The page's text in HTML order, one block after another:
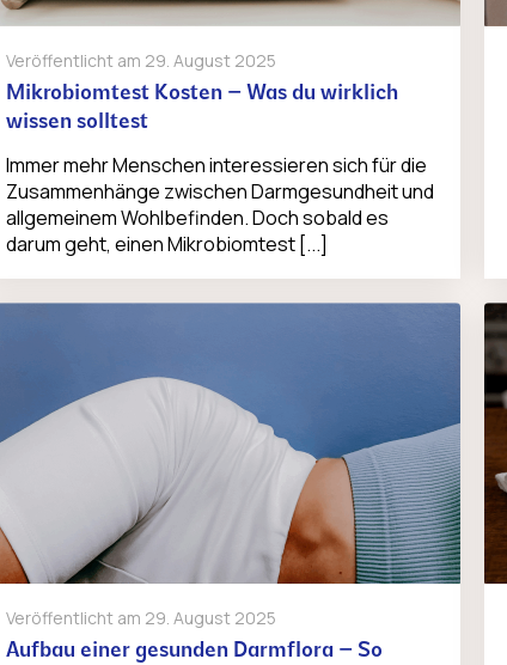
Veröffentlicht am 29. August 2025
Mikrobiomtest Kosten – Was du wirklich
wissen solltest
Immer mehr Menschen interessieren sich für die
Zusammenhänge zwischen Darmgesundheit und
allgemeinem Wohlbefinden. Doch sobald es
darum geht, einen Mikrobiomtest [...]
Veröffentlicht am 29. August 2025
Aufbau einer gesunden Darmflora – So